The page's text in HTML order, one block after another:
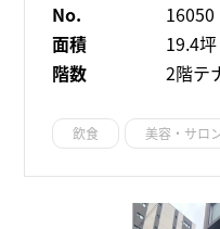
No.
16050
面積
19.4坪
階数
2階テ
飲食 美容・サロ